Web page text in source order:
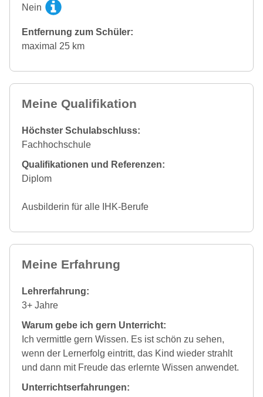
Nein
Entfernung zum Schüler:
maximal 25 km
Meine Qualifikation
Höchster Schulabschluss:
Fachhochschule
Qualifikationen und Referenzen:
Diplom
Ausbilderin für alle IHK-Berufe
Meine Erfahrung
Lehrerfahrung:
3+ Jahre
Warum gebe ich gern Unterricht:
Ich vermittle gern Wissen. Es ist schön zu sehen,
wenn der Lernerfolg eintritt, das Kind wieder strahlt
und dann mit Freude das erlernte Wissen anwendet.
Unterrichtserfahrungen: